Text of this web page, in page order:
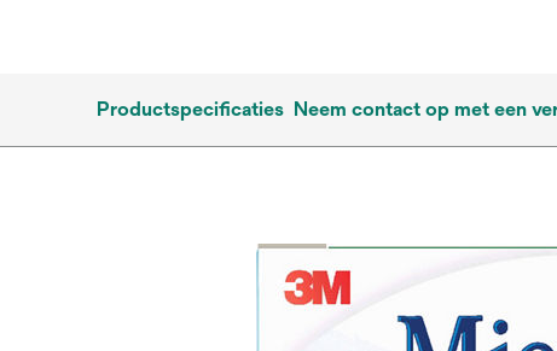
Productspecificaties Neem contact op met een